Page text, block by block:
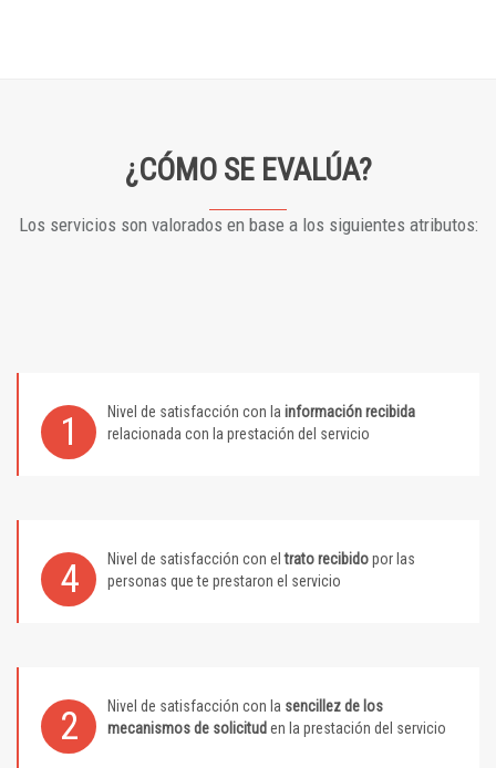
¿CÓMO SE EVALÚA?
Los servicios son valorados en base a los siguientes atributos:
1 Nivel de satisfacción con la información recibida
relacionada con la prestación del servicio
4 Nivel de satisfacción con eltrato recibidopor las
personas que te prestaron el servicio
2 Nivel de satisfacción con la sencillez de los
mecanismos de solicitud en la prestación del servicio